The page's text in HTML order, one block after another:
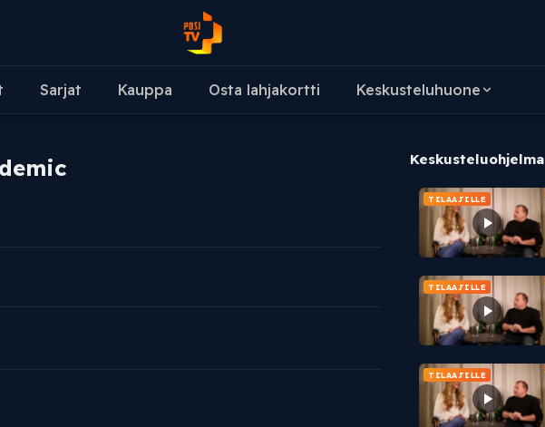
Sarjat Kauppa Osta lahjakortti Keskusteluhuone
Keskusteluohjelma
TILAAJILLE
TILAAJILLE
TILAAJILLE